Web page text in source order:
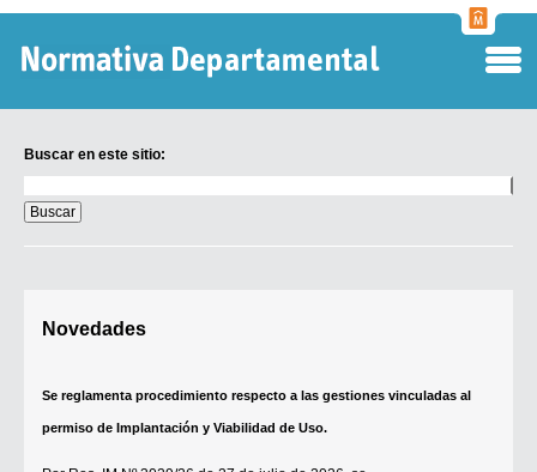
Buscar en este sitio:
en
este
sitio:
Novedades
Se reglamenta procedimiento respecto a las gestiones vinculadas al
permiso de Implantación y Viabilidad de Uso.